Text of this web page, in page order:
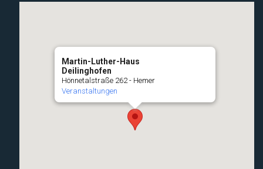
Martin-Luther-Haus
Deilinghofen
Hönnetalstraße 262 - Hemer
Veranstaltungen